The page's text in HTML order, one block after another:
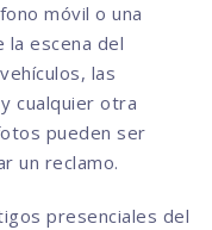
móvil o una
escena del
las
cualquier otra
pueden ser
un reclamo.
presenciales del